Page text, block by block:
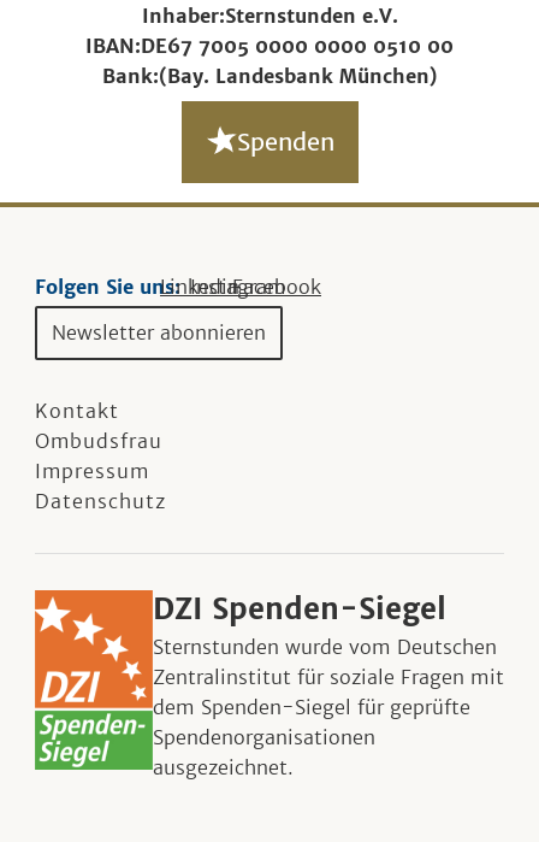
Inhaber:Sternstunden e.V.
IBAN:DE67 7005 0000 0000 0510 00
Bank:(Bay. Landesbank München)
Spenden
Folgen Sie uns:Linkedin
Instagram
Facebook
Newsletter abonnieren
Kontakt
Ombudsfrau
Impressum
Datenschutz
DZI Spenden-Siegel
Sternstunden wurde vom Deutschen
Zentralinstitut für soziale Fragen mit
dem Spenden-Siegel für geprüfte
Spendenorganisationen
ausgezeichnet.